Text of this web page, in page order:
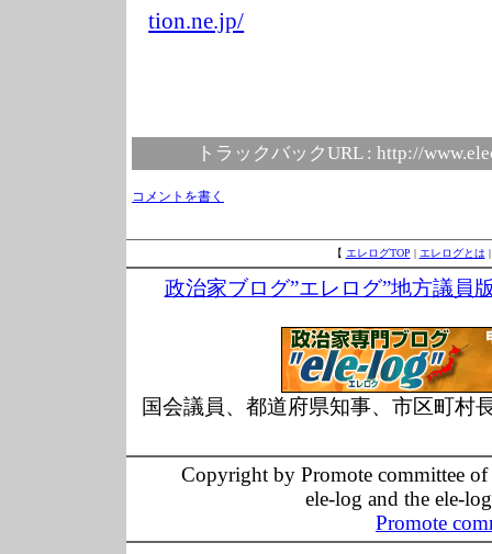
tion.ne.jp/
トラックバックURL : http://
コメントを書く
【 エレログTOP | エレログとは
政治家ブログ”エレログ”地方議員
国会議員、都道府県知事、市区町村
Copyright by Promote committee
ele-log and the ele-
Promote